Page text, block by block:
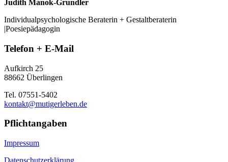
Judith Manok-Grundler
Individualpsychologische Beraterin + Gestaltberaterin
|Poesiepädagogin
Telefon + E-Mail
Aufkirch 25
88662 Überlingen
Tel. 07551-5402
kontakt@mutigerleben.de
Pflichtangaben
Impressum
Datenschutzerklärung